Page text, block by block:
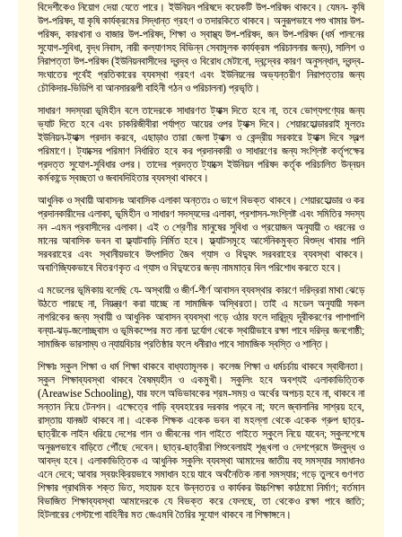
বিদেশীকেও নিয়োগ দেয়া যেতে পারে। ইউনিয়ন পরিষদে কয়েকটি উপ-পরিষদ থাকবে। যেমন- কৃষি
উপ-পরিষদ, যা কৃষি কার্যক্রমের সিদ্ধান্ত গ্রহণ ও তদারকিতে থাকবে। অনুরূপভাবে পশু খামার উপ-
পরিষদ, কারখানা ও বাজার উপ-পরিষদ, শিক্ষা ও স্বাস্থ্য উপ-পরিষদ, জন উপ-পরিষদ (ধর্ম পালনের
সুযোগ-সুবিধা, বৃদ্ধ নিবাস, নারী কল্যাণসহ বিভিন্ন সেবামূলক কার্যক্রম পরিচালনার জন্য), সালিশ ও
নিরাপত্তা উপ-পরিষদ (ইউনিয়নবাসীদের দ্বন্দ্ব ও বিরোধ মেটানো, দ্বন্দ্বের কারণ অনুসন্ধান, দ্বন্দ্ব-
সংঘাতের পূর্বেই প্রতিকারের ব্যবস্থা গ্রহণ এবং ইউনিয়নের অভ্যন্তরীণ নিরাপত্তার জন্য
চৌকিদার-ভিডিপি বা আনসাররূপী বাহিনী গঠন ও পরিচালনা) প্রভৃতি।
সাধারণ সদস্যরা ভূমিহীন বলে তাদেরকে সাধারণত ট্যাক্স দিতে হবে না, তবে ভোগ্যপণ্যের জন্য
ভ্যাট দিতে হবে এবং চাকরিজীবীরা পর্যাপ্ত আয়ের ওপর ট্যাক্স দিবে। শেয়ারহোল্ডাররাই মূলতঃ
ইউনিয়ন-ট্যাক্স প্রদান করবে, এছাড়াও তারা জেলা ট্যাক্স ও কেন্দ্রীয় সরকারে ট্যাক্স দিবে স্বল্প
পরিমাণে। ট্যাক্সের পরিমাণ নির্ধারিত হবে কর প্রদানকারী ও সাধারণের জন্য সংশ্লিষ্ট কর্তৃপক্ষের
প্রদত্ত সুযোগ-সুবিধার ওপর। তাদের প্রদত্ত ট্যাক্সে ইউনিয়ন পরিষদ কর্তৃক পরিচালিত উন্নয়ন
কর্মকান্ডে স্বচ্ছতা ও জবাবদিহিতার ব্যবস্থা থাকবে।
আধুনিক ও স্থায়ী আবাসনঃ আবাসিক এলাকা অন্ততঃ ৩ ভাগে বিভক্ত থাকবে। শেয়ারহোল্ডার ও কর
প্রদানকারীদের এলাকা, ভূমিহীন ও সাধারণ সদস্যদের এলাকা, প্রশাসন-সংশ্লিষ্ট এবং সমিতির সদস্য
নন -এমন প্রবাসীদের এলাকা। এই ৩ শ্রেণীর মানুষের সুবিধা ও প্রয়োজন অনুযায়ী ৩ ধরনের ও
মানের আবাসিক ভবন বা ফ্ল্যাটবাড়ি নির্মিত হবে। ফ্ল্যাটসমূহে আর্সেনিকমুক্ত বিশুদ্ধ খাবার পানি
সরবরাহের এবং স্থানীয়ভাবে উৎপাদিত জৈব গ্যাস ও বিদ্যুৎ সরবরাহের ব্যবস্থা থাকবে।
অবাণিজ্যিকভাবে বিতরণকৃত এ গ্যাস ও বিদ্যুতের জন্য নামমাত্র বিল পরিশোধ করতে হবে।
এ মডেলের ভূমিকায় বলেছি যে- অস্থায়ী ও জীর্ণ-শীর্ণ আবাসন ব্যবস্থার কারণে দরিদ্ররা মাথা ঝেড়ে
উঠতে পারছে না, নিয়ন্ত্রণ করা যাচ্ছে না সামাজিক অস্থিরতা। তাই এ মডেল অনুযায়ী সকল
নাগরিকের জন্য স্থায়ী ও আধুনিক আবাসন ব্যবস্থা গড়ে ওঠার ফলে দারিদ্র্য দূরীকরণের পাশাপাশি
বন্যা-ঝড়-জলোচ্ছ্বাস ও ভূমিকম্পের মত নানা দুর্যোগ থেকে স্থায়ীভাবে রক্ষা পাবে দরিদ্র জনগোষ্ঠী;
সামাজিক ভারসাম্য ও ন্যায়বিচার প্রতিষ্ঠার ফলে ধনীরাও পাবে সামাজিক স্বস্তি ও শান্তি।
শিক্ষাঃ স্কুল শিক্ষা ও ধর্ম শিক্ষা থাকবে বাধ্যতামূলক। কলেজ শিক্ষা ও ধর্মচর্চায় থাকবে স্বাধীনতা।
স্কুল শিক্ষাব্যবস্থা থাকবে বৈষম্যহীন ও একমুখী। স্কুলিং হবে অবশ্যই এলাকাভিত্তিক
(Areawise Schooling), যার ফলে অভিভাবকের শ্রম-সময় ও অর্থের অপচয় হবে না, থাকবে না
সন্তান নিয়ে টেনশন। এক্ষেত্রে গাড়ি ব্যবহারের দরকার পড়বে না; ফলে জ্বালানির সাশ্রয় হবে,
রাস্তায় যানজট থাকবে না। একেক শিক্ষক একেক ভবন বা মহল্লা থেকে একেক গ্রুপ ছাত্র-
ছাত্রীকে লাইন ধরিয়ে দেশের গান ও জীবনের গান গাইতে গাইতে স্কুলে নিয়ে যাবেন; স্কুলশেষে
অনুরূপভাবে বাড়িতে পৌঁছে দেবেন। ছাত্র-ছাত্রীরা শিশুবেলায়ই শৃঙ্খলা ও দেশপ্রেমে উদ্বুদ্ধ ও
আবদ্ধ হবে। এলাকাভিত্তিক এ আধুনিক স্কুলিং ব্যবস্থা আমাদের জাতীয় বহু সমস্যার সমাধানও
এনে দেবে; আবার স্বয়ংক্রিয়ভাবে সমাধান হয়ে যাবে অর্থনৈতিক নানা সমস্যার; গড়ে তুলবে গুণগত
শিক্ষার প্রাথমিক শক্ত ভিত, সহায়ক হবে উন্নততর ও কার্যকর উচ্চশিক্ষা কাঠামো নির্মাণ; বর্তমান
বিভাজিত শিক্ষাব্যবস্থা আমাদেরকে যে বিভক্ত করে ফেলছে, তা থেকেও রক্ষা পাবে জাতি;
হিটলারের গেস্টাপো বাহিনীর মত জেএমবি তৈরির সুযোগ থাকবে না শিক্ষাঙ্গনে।